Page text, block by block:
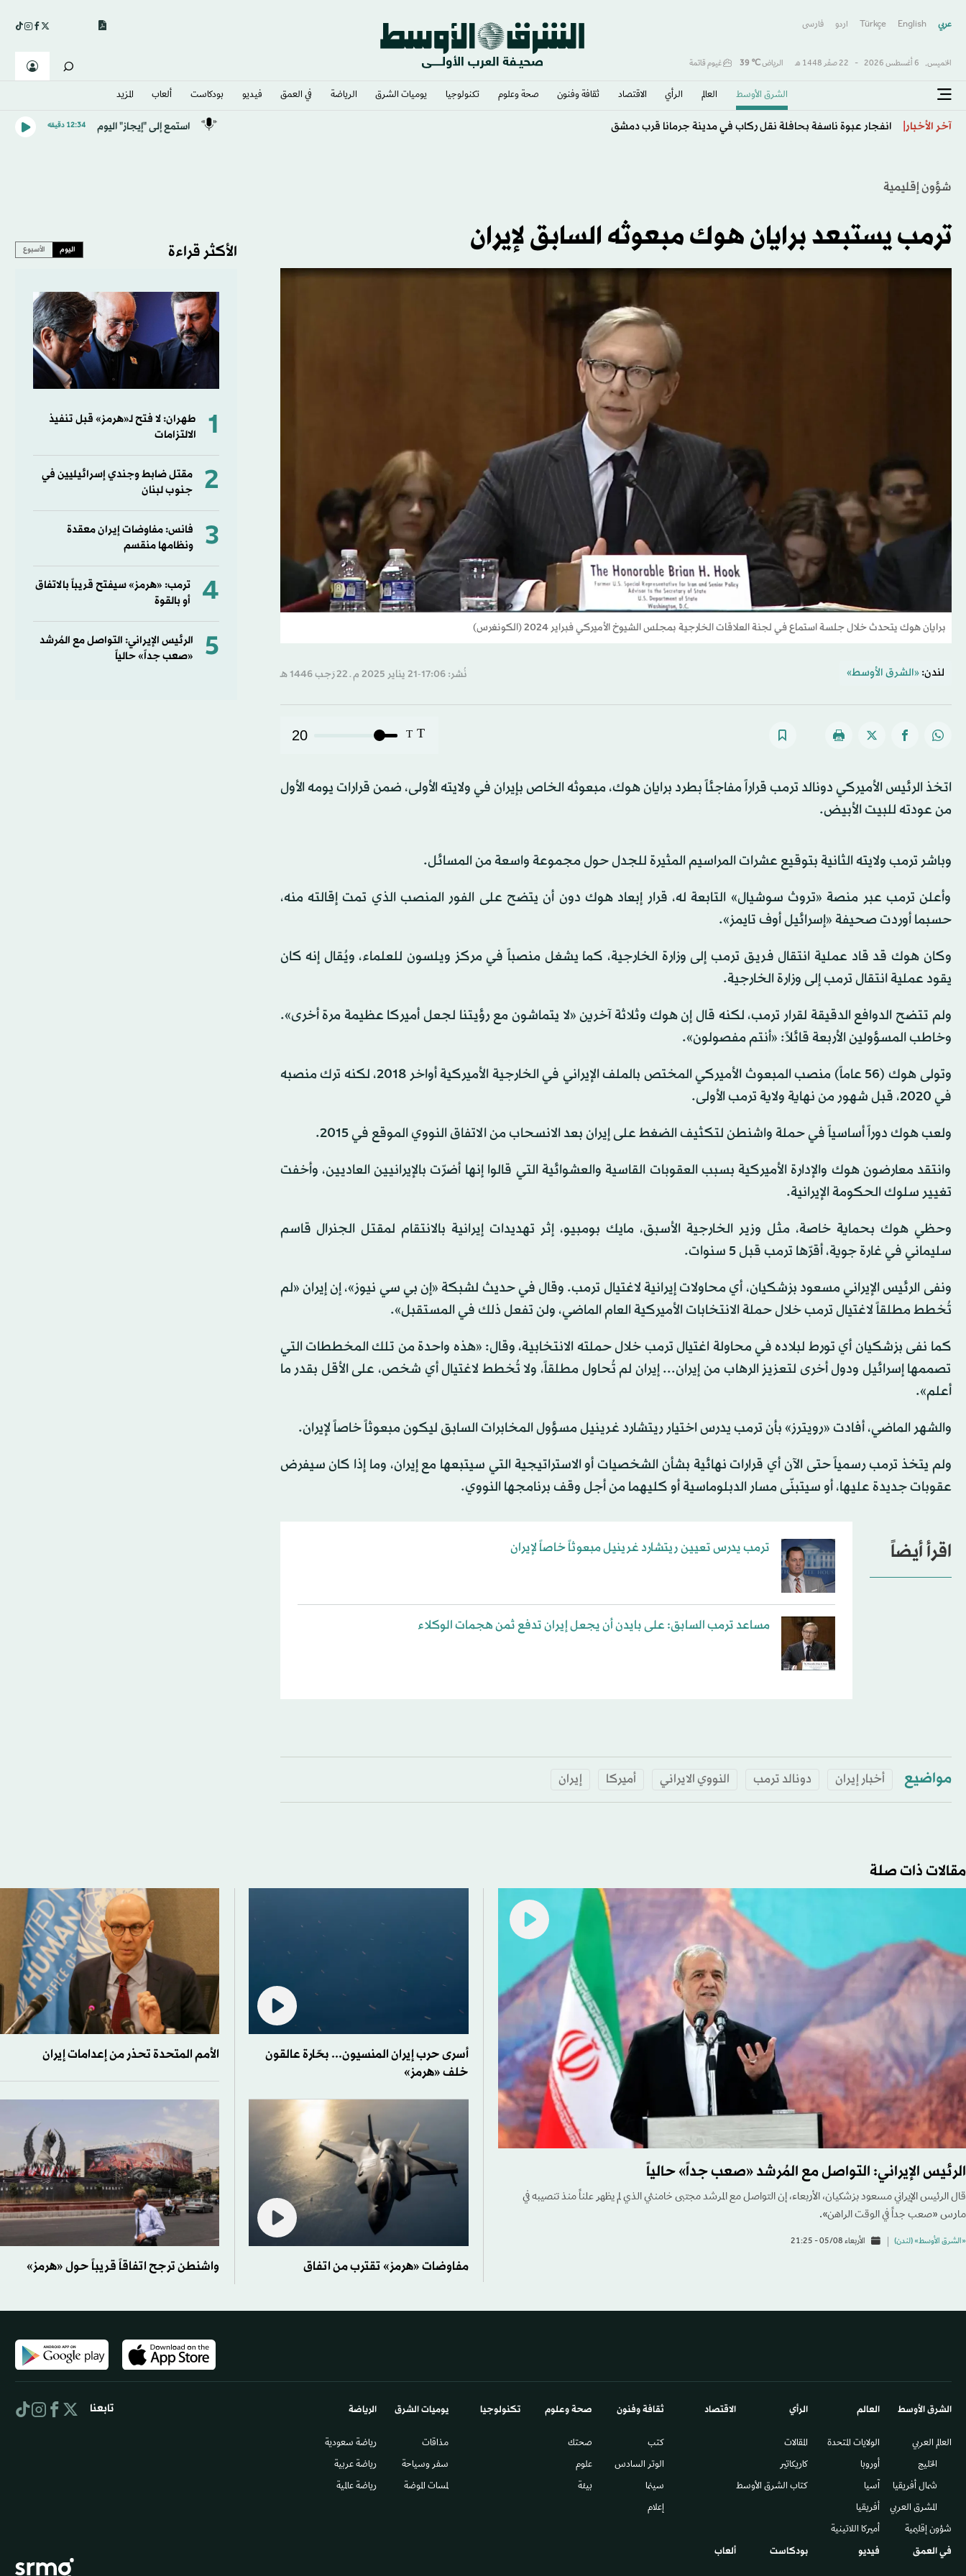
عربي English
Türkçe اردو فارسى
الخميس, 6 أغسطس 2026 - 22 صفَر 1448 هـ الرياض℃
39 غيوم قاتمة
الشرق الأوسط​ العالم الرأي الاقتصاد ثقافة وفنون صحة وعلوم تكنولوجيا يوميات الشرق​ الرياضة في العمق فيديو بودكاست ألعاب المزيد
آخر الأخبار المزاد الدولي لمزارع الصقور في الرياض: ساحة تنافس عالمية على أفضل السلالات استمع إلى "إيجاز" اليوم 12:34 دقيقه
شؤون إقليمية
ترمب يستبعد برايان هوك مبعوثه السابق لإيران
برايان هوك يتحدث خلال جلسة استماع في لجنة العلاقات الخارجية بمجلس الشيوخ الأميركي فبراير 2024 (الكونغرس)
لندن: «الشرق الأوسط» نُشر: 17:06-21 يناير 2025 م ـ 22 رَجب 1446 هـ
T
T
20
اتخذ الرئيس الأميركي دونالد ترمب قراراً مفاجئاً بطرد برايان هوك، مبعوثه الخاص بإيران في ولايته الأولى، ضمن قرارات يومه الأول
من عودته للبيت الأبيض.
وباشر ترمب ولايته الثانية بتوقيع عشرات المراسيم المثيرة للجدل حول مجموعة واسعة من المسائل.
وأعلن ترمب عبر منصة «تروث سوشيال» التابعة له، قرار إبعاد هوك دون أن يتضح على الفور المنصب الذي تمت إقالته منه،
حسبما أوردت صحيفة «إسرائيل أوف تايمز».
وكان هوك قد قاد عملية انتقال فريق ترمب إلى وزارة الخارجية، كما يشغل منصباً في مركز ويلسون للعلماء، ويُقال إنه كان
يقود عملية انتقال ترمب إلى وزارة الخارجية.
ولم تتضح الدوافع الدقيقة لقرار ترمب، لكنه قال إن هوك وثلاثة آخرين «لا يتماشون مع رؤيتنا لجعل أميركا عظيمة مرة أخرى».
وخاطب المسؤولين الأربعة قائلاً: «أنتم مفصولون».
وتولى هوك (56 عاماً) منصب المبعوث الأميركي المختص بالملف الإيراني في الخارجية الأميركية أواخر 2018، لكنه ترك منصبه
في 2020، قبل شهور من نهاية ولاية ترمب الأولى.
ولعب هوك دوراً أساسياً في حملة واشنطن لتكثيف الضغط على إيران بعد الانسحاب من الاتفاق النووي الموقع في 2015.
وانتقد معارضون هوك والإدارة الأميركية بسبب العقوبات القاسية والعشوائية التي قالوا إنها أضرّت بالإيرانيين العاديين، وأخفت
تغيير سلوك الحكومة الإيرانية.
وحظي هوك بحماية خاصة، مثل وزير الخارجية الأسبق، مايك بومبيو، إثر تهديدات إيرانية بالانتقام لمقتل الجنرال قاسم
سليماني في غارة جوية، أقرّها ترمب قبل 5 سنوات.
ونفى الرئيس الإيراني مسعود بزشكيان، أي محاولات إيرانية لاغتيال ترمب. وقال في حديث لشبكة «إن بي سي نيوز»، إن إيران «لم
تُخطط مطلقاً لاغتيال ترمب خلال حملة الانتخابات الأميركية العام الماضي، ولن تفعل ذلك في المستقبل».
كما نفى بزشكيان أي تورط لبلاده في محاولة اغتيال ترمب خلال حملته الانتخابية، وقال: «هذه واحدة من تلك المخططات التي
تصممها إسرائيل ودول أخرى لتعزيز الرهاب من إيران... إيران لم تُحاول مطلقاً، ولا تُخطط لاغتيال أي شخص، على الأقل بقدر ما
أعلم».
والشهر الماضي، أفادت «رويترز» بأن ترمب يدرس اختيار ريتشارد غرينيل مسؤول المخابرات السابق ليكون مبعوثاً خاصاً لإيران.
ولم يتخذ ترمب رسمياً حتى الآن أي قرارات نهائية بشأن الشخصيات أو الاستراتيجية التي سيتبعها مع إيران، وما إذا كان سيفرض
عقوبات جديدة عليها، أو سيتبنّى مسار الدبلوماسية أو كليهما من أجل وقف برنامجها النووي.
اقرأ أيضاً ترمب يدرس تعيين ريتشارد غرينيل مبعوثاً خاصاً لإيران
مساعد ترمب السابق: على بايدن أن يجعل إيران تدفع ثمن هجمات الوكلاء
مواضيع أخبار إيران دونالد ترمب النووي الايراني أميركا إيران
الأكثر قراءة اليوم الأسبوع
1
طهران: لا فتح لـ«هرمز» قبل تنفيذ
الالتزامات
2
مقتل ضابط وجندي إسرائيليين في
جنوب لبنان
3
فانس: مفاوضات إيران معقدة
ونظامها منقسم
4
ترمب: «هرمز» سيفتح قريباً بالاتفاق
أو بالقوة
5
الرئيس الإيراني: التواصل مع المُرشد
«صعب جداً» حالياً
مقالات ذات صلة
الرئيس الإيراني: التواصل مع المُرشد «صعب جداً» حالياً
قال الرئيس الإيراني مسعود بزشكيان، الأربعاء، إن التواصل مع المرشد مجتبى خامنئي الذي لم يظهر علناً منذ تنصيبه في
مارس «صعب جداً في الوقت الراهن».
«الشرق الأوسط» (لندن) الأربعاء 05/08 - 21:25
أسرى حرب إيران المنسيون... بحّارة عالقون
خلف «هرمز»
الأمم المتحدة تحذر من إعدامات إيران
مفاوضات «هرمز» تقترب من اتفاق واشنطن ترجح اتفاقاً قريباً حول «هرمز»
الشرق الأوسط​
العالم العربي
الخليج
شمال أفريقيا
المشرق العربي
شؤون إقليمية
العالم
الولايات المتحدة
أوروبا
آسيا
أفريقيا
أميركا اللاتينية
الرأي
المقالات
كاريكاتير
كتاب الشرق الأوسط
الاقتصاد ثقافة وفنون
كتب
الوتر السادس​
سينما
إعلام
صحة وعلوم
صحتك
علوم
بيئة
تكنولوجيا يوميات الشرق​
مذاقات
سفر وسياحة
لمسات الموضة
الرياضة
رياضة سعودية
رياضة عربية
رياضة عالمية
في العمق فيديو بودكاست ألعاب
تابعنا